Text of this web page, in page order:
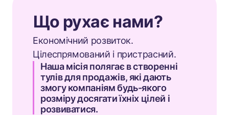
Що рухає нами?
Економічний розвиток.
Цілеспрямований і пристрасний.
Наша місія полягає в створенні
тулів для продажів, які дають
змогу компаніям будь-якого
розміру досягати їхніх цілей і
розвиватися.